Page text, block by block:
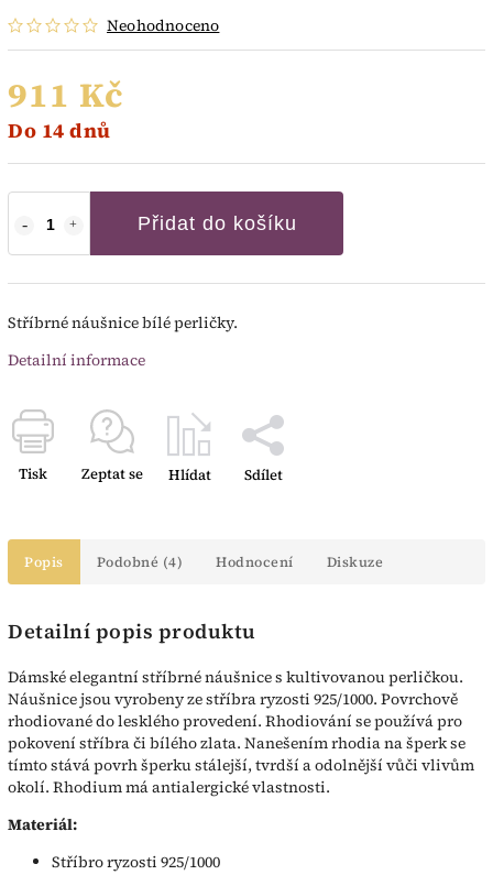
Neohodnoceno
911 Kč
Do 14 dnů
Přidat do košíku
Stříbrné náušnice bílé perličky.
Detailní informace
Tisk Zeptat se Hlídat Sdílet
Popis Podobné (4) Hodnocení Diskuze
Detailní popis produktu
Dámské elegantní stříbrné náušnice s kultivovanou perličkou.
Náušnice jsou vyrobeny ze stříbra ryzosti 925/1000. Povrchově
rhodiované do lesklého provedení. Rhodiování se používá pro
pokovení stříbra či bílého zlata. Nanešením rhodia na šperk se
tímto stává povrh šperku stálejší, tvrdší a odolnější vůči vlivům
okolí. Rhodium má antialergické vlastnosti.
Materiál:
Stříbro ryzosti 925/1000